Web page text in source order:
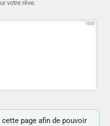
votre rêve.
1000
page afin de pouvoir